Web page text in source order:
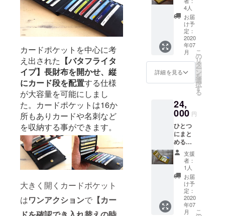
カードポケットを中心に考
え出された 【バタフライタ
イプ】 長財布を開かせ、縦
にカード段を配置する仕様
が大容量を可能にしまし
た。カードポケットは16か
所もありカードや名刺など
を収納する事ができます。
大きく開くカードポケット
はワンアクションで 【カー
技法【菊寄
せ】を取り
入れ重厚で
ポップな革
たこらしさ
を加えた今
様々リリー
スする。
革たこと
は。。
2004年創設
のドメス
ティックレ
ザーブラン
ド革蛸謹
mm
カード
ポケッ
ト:16 大
きなマ
ルチポ
ケッ
ト:1/ :
160mm
ト:1/ :
180mm
12000
円(税
込・送
料込・
専用箱
入り) ス
ペック
栃木レ
ザー/日
mm/
横:190
mm/厚
さ:7mm
-10mm
開いた
状態:
横:360
mm
カード
ポケッ
ト:16 大
きなマ
ルチポ
るパー
ス グ
リーン
2850円
割引+送
料無し
通常販
売価
格:1485
0円税込
今プロ
トだけ
の限定
リター
ンで
す。特
別価格
12000
円(税
込・送
料込・
専用箱
入り) ス
ペック
栃木レ
4人
お届
け予
定：
2020
年07
月
詳細を見る
こ
の
リ
タ
ー
ン
を
選
択
す
る
24,
000 円
ひとつ
にまと
める
パー
ス 2点
セット
(お好き
なカ
ラーを2
点お選
び頂け
ます) ス
支援
者：
1人
お届
け予
定：
2020
年07
月
こ